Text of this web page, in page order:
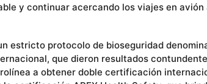
y continuar acercando los viajes en avión
estricto protocolo de bioseguridad
que dieron resultados
a obtener doble certificación